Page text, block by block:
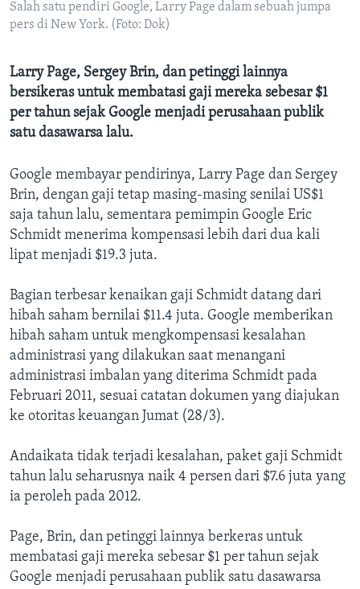
Salah satu pendiri Google, Larry Page dalam sebuah jumpa
pers di New York. (Foto: Dok)
Larry Page, Sergey Brin, dan petinggi lainnya
bersikeras untuk membatasi gaji mereka sebesar $1
per tahun sejak Google menjadi perusahaan publik
satu dasawarsa lalu.
Google membayar pendirinya, Larry Page dan Sergey
Brin, dengan gaji tetap masing-masing senilai US$1
saja tahun lalu, sementara pemimpin Google Eric
Schmidt menerima kompensasi lebih dari dua kali
lipat menjadi $19.3 juta.
Bagian terbesar kenaikan gaji Schmidt datang dari
hibah saham bernilai $11.4 juta. Google memberikan
hibah saham untuk mengkompensasi kesalahan
administrasi yang dilakukan saat menangani
administrasi imbalan yang diterima Schmidt pada
Februari 2011, sesuai catatan dokumen yang diajukan
ke otoritas keuangan Jumat (28/3).
Andaikata tidak terjadi kesalahan, paket gaji Schmidt
tahun lalu seharusnya naik 4 persen dari $7.6 juta yang
ia peroleh pada 2012.
Page, Brin, dan petinggi lainnya berkeras untuk
membatasi gaji mereka sebesar $1 per tahun sejak
Google menjadi perusahaan publik satu dasawarsa